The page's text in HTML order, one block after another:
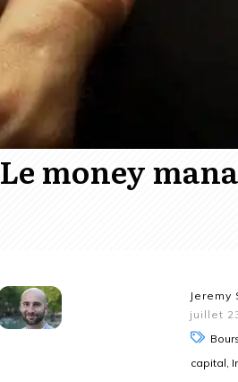
Le money
Jeremy
juillet
capital,